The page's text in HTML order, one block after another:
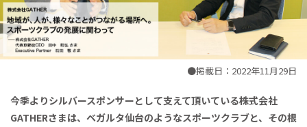
●掲載日：2022年11月29日
今季よりシルバースポンサーとして支えて頂いている株式会社
GATHERさまは、ベガルタ仙台のようなスポーツクラブと、その根